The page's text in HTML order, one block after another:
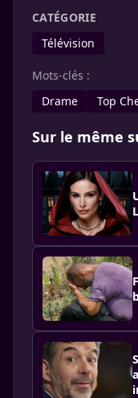
CATÉGORIE
Télévision
Mots-clés :
Drame
Top
Sur le même